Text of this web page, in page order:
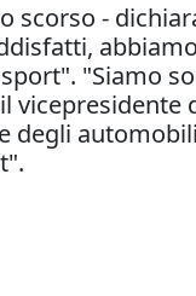
-
"Siamo
degli